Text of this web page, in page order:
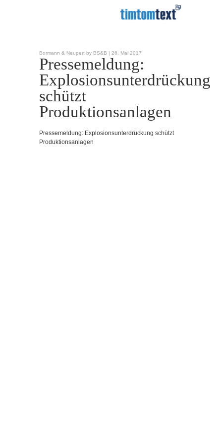
Bormann & Neupert by BS&B | 26. Mai 2017
Pressemeldung:
Explosionsunterdrückung
schützt
Produktionsanlagen
Pressemeldung: Explosionsunterdrückung schützt
Produktionsanlagen